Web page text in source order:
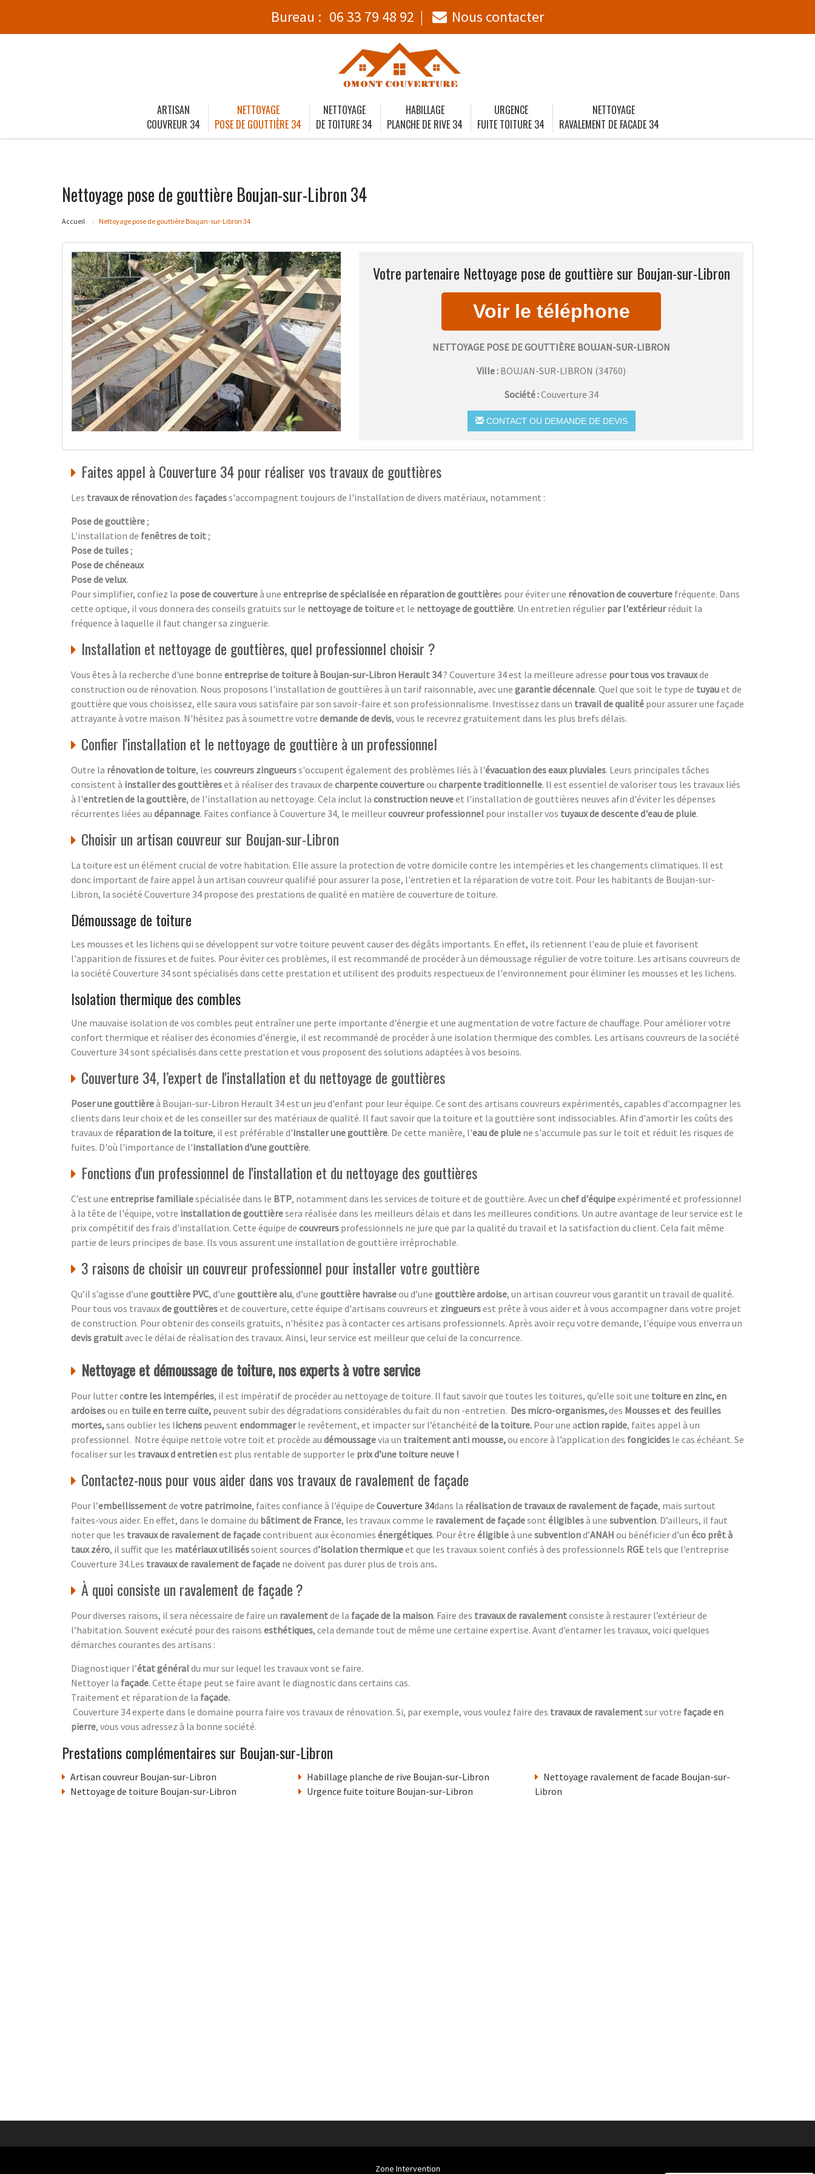
Bureau : 06 33 79 48 92 Nous contacter
ARTISAN
COUVREUR 34
NETTOYAGE
POSE DE GOUTTIÈRE 34
NETTOYAGE
DE TOITURE 34
HABILLAGE
PLANCHE DE RIVE 34
URGENCE
FUITE TOITURE 34
NETTOYAGE
RAVALEMENT DE FACADE 34
Nettoyage pose de gouttière Boujan-sur-Libron 34
Accueil Nettoyage pose de gouttière Boujan-sur-Libron 34
Votre partenaire Nettoyage pose de gouttière sur Boujan-sur-Libron
NETTOYAGE POSE DE GOUTTIÈRE BOUJAN-SUR-LIBRON
Ville : BOUJAN-SUR-LIBRON (34760)
Société :Couverture 34
CONTACT OU DEMANDE DE DEVIS
Faites appel à Couverture 34 pour réaliser vos travaux de gouttières
Les travaux de rénovationdes façadess'accompagnent toujours de l'installation de divers matériaux, notamment :
Pose de gouttière ;
L'installation de fenêtres de toit ;
Pose de tuiles ;
Pose de chéneaux
Pose de velux.
Pour simplifier, confiez la pose de couvertureà une entreprise de spécialisée en réparation degouttières pour éviter une rénovation de couverture fréquente. Dans
cette optique, il vous donnera des conseils gratuits sur le nettoyage de toitureet le nettoyage de gouttière. Un entretien régulier par l'extérieurréduit la
fréquence à laquelle il faut changer sa zinguerie.
Installation et nettoyage de gouttières, quel professionnel choisir ?
Vous êtes à la recherche d'une bonne entreprise de toiture à Boujan-sur-Libron Herault 34? Couverture 34 est la meilleure adresse pour tous vos travauxde
construction ou de rénovation. Nous proposons l'installation de gouttières à un tarif raisonnable, avec une garantie décennale. Quel que soit le type de tuyauet de
gouttière que vous choisissez, elle saura vous satisfaire par son savoir-faire et son professionnalisme. Investissez dans un travail de qualité pour assurer une façade
attrayante à votre maison. N'hésitez pas à soumettre votre demande de devis, vous le recevrez gratuitement dans les plus brefs délais.
Confier l'installation et le nettoyage de gouttière à un professionnel
Outre la rénovation de toiture, les couvreurs zingueurss'occupent également des problèmes liés à l'évacuation des eaux pluviales. Leurs principales tâches
consistent à installer des gouttièreset à réaliser des travaux de charpente couvertureou charpente traditionnelle. Il est essentiel de valoriser tous les travaux liés
à l'entretien de la gouttière, de l'installation au nettoyage. Cela inclut la construction neuveet l'installation de gouttières neuves afin d'éviter les dépenses
récurrentes liées au dépannage. Faites confiance à Couverture 34, le meilleurcouvreur professionnel pour installer vos tuyaux de descente d'eau de pluie.
Choisir un artisan couvreur sur Boujan-sur-Libron
La toiture est un élément crucial de votre habitation. Elle assure la protection de votre domicile contre les intempéries et les changements climatiques. Il est
donc important de faire appel à un artisan couvreur qualifié pour assurer la pose, l'entretien et la réparation de votre toit. Pour les habitants de Boujan-sur-
Libron, la société Couverture 34 propose des prestations de qualité en matière de couverture de toiture.
Démoussage de toiture
Les mousses et les lichens qui se développent sur votre toiture peuvent causer des dégâts importants. En effet, ils retiennent l'eau de pluie et favorisent
l'apparition de fissures et de fuites. Pour éviter ces problèmes, il est recommandé de procéder à un démoussage régulier de votre toiture. Les artisans couvreurs de
la société Couverture 34 sont spécialisés dans cette prestation et utilisent des produits respectueux de l'environnement pour éliminer les mousses et les lichens.
Isolation thermique des combles
Une mauvaise isolation de vos combles peut entraîner une perte importante d'énergie et une augmentation de votre facture de chauffage. Pour améliorer votre
confort thermique et réaliser des économies d'énergie, il est recommandé de procéder à une isolation thermique des combles. Les artisans couvreurs de la société
Couverture 34 sont spécialisés dans cette prestation et vous proposent des solutions adaptées à vos besoins.
Couverture 34, l’expert de l'installation et du nettoyage de gouttières
Poser une gouttièreà Boujan-sur-Libron Herault 34 est un jeu d'enfant pour leur équipe. Ce sont des artisans couvreurs expérimentés, capables d'accompagner les
clients dans leur choix et de les conseiller sur des matériaux de qualité. Il faut savoir que la toiture et la gouttière sont indissociables. Afin d'amortir les coûts des
travaux de réparation de la toiture, il est préférable d'installer une gouttière. De cette manière, l'eau de pluie ne s'accumule pas sur le toit et réduit les risques de
fuites. D'où l'importance de l'installation d'une gouttière.
Fonctions d'un professionnel de l'installation et du nettoyage des gouttières
C’est une entreprise familialespécialisée dans le BTP, notamment dans les services de toiture et de gouttière. Avec un chef d'équipeexpérimenté et professionnel
à la tête de l'équipe, votre installation de gouttièresera réalisée dans les meilleurs délais et dans les meilleures conditions. Un autre avantage de leur service est le
prix compétitif des frais d'installation. Cette équipe de couvreurs professionnels ne jure que par la qualité du travail et la satisfaction du client. Cela fait même
partie de leurs principes de base. Ils vous assurent une installation de gouttière irréprochable.
3 raisons de choisir un couvreur professionnel pour installer votre gouttière
Qu’il s’agisse d’une gouttière PVC, d’une gouttière alu, d’une gouttière havraiseou d’une gouttière ardoise, un artisan couvreur vous garantit un travail de qualité.
Pour tous vos travauxde gouttièreset de couverture, cette équipe d'artisans couvreurs et zingueursest prête à vous aider et à vous accompagner dans votre projet
de construction. Pour obtenir des conseils gratuits, n'hésitez pas à contacter ces artisans professionnels. Après avoir reçu votre demande, l'équipe vous enverra un
devis gratuitavec le délai de réalisation des travaux. Ainsi, leur service est meilleur que celui de la concurrence.
Nettoyage et démoussage de toiture, nos experts à votre service
Pour lutter contre les intempéries, il est impératif de procéder au nettoyage de toiture. Il faut savoir que toutes les toitures, qu’elle soit une toiture en zinc, en
ardoisesou en tuile en terre cuite, peuvent subir des dégradations considérables du fait du non -entretien. Des micro-organismes,des Mousses et des feuilles
mortes,sans oublier les lichens peuvent endommagerle revêtement, et impacter sur l’étanchéité de la toiture. Pour une action rapide, faites appel à un
professionnel. Notre équipe nettoie votre toit et procède au démoussagevia un traitement anti mousse,ou encore à l’application des fongicides le cas échéant. Se
focaliser sur les travaux d entretienest plus rentable de supporter le prix d’une toiture neuve !
Contactez-nous pour vous aider dans vos travaux de ravalement de façade
Pour l’embellissementde votre patrimoine, faites confiance à l’équipe de Couverture 34dans la réalisation de travaux de ravalement de façade, mais surtout
faites-vous aider. En effet, dans le domaine du bâtiment de France, les travaux comme le ravalement de façadesont éligiblesà une subvention. D’ailleurs, il faut
noter que les travaux de ravalement de façadecontribuent aux économies énergétiques. Pour être éligibleà une subventiond’ANAH ou bénéficier d’un éco prêt à
taux zéro, il suffit que les matériaux utiliséssoient sources d’isolation thermiqueet que les travaux soient confiés à des professionnels RGE tels que l’entreprise
Couverture 34.Les travaux de ravalement de façade ne doivent pas durer plus de trois ans.
À quoi consiste un ravalement de façade ?
Pour diverses raisons, il sera nécessaire de faire un ravalementde la façade de la maison. Faire des travaux de ravalementconsiste à restaurer l’extérieur de
l’habitation. Souvent exécuté pour des raisons esthétiques, cela demande tout de même une certaine expertise. Avant d’entamer les travaux, voici quelques
démarches courantes des artisans :
Diagnostiquer l’état généraldu mur sur lequel les travaux vont se faire.
Nettoyer la façade. Cette étape peut se faire avant le diagnostic dans certains cas.
Traitement et réparation de la façade.
Couverture 34 experte dans le domaine pourra faire vos travaux de rénovation. Si, par exemple, vous voulez faire des travaux de ravalementsur votre façade en
pierre, vous vous adressez à la bonne société.
Prestations complémentaires sur Boujan-sur-Libron
Artisan couvreur Boujan-sur-Libron
Nettoyage de toiture Boujan-sur-Libron
Habillage planche de rive Boujan-sur-Libron
Urgence fuite toiture Boujan-sur-Libron
Nettoyage ravalement de facade Boujan-sur-
Libron
Zone Intervention